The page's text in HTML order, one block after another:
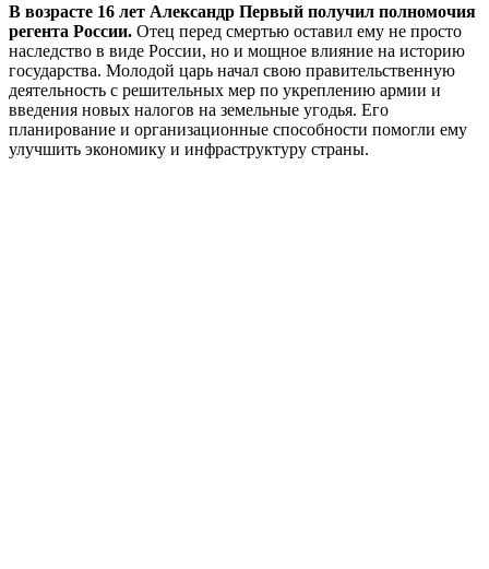
В возрасте 16 лет Александр Первый получил полномочия
регента России. Отец перед смертью оставил ему не просто
наследство в виде России, но и мощное влияние на историю
государства. Молодой царь начал свою правительственную
деятельность с решительных мер по укреплению армии и
введения новых налогов на земельные угодья. Его
планирование и организационные способности помогли ему
улучшить экономику и инфраструктуру страны.